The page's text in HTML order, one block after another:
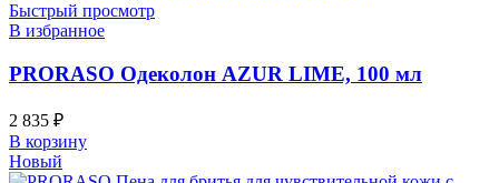
Быстрый просмотр
В избранное
PRORASO Одеколон AZUR LIME, 100 мл
2 835 ₽
В корзину
Новый